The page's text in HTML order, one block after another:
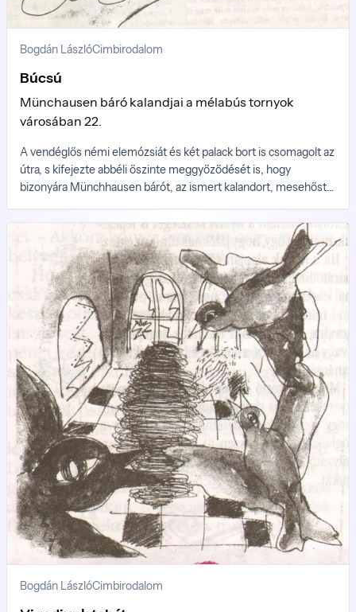
Bogdán LászlóCimbirodalom
Búcsú
Münchausen báró kalandjai a mélabús tornyok
városában 22.
A vendéglős némi elemózsiát és két palack bort is csomagolt az
útra, s kifejezte abbéli őszinte meggyőződését is, hogy
bizonyára Münchhausen bárót, az ismert kalandort, mesehőst
megejtette szerencsétlen sorsú városuk varázsa és bizonyára
élete során még alkalmat kerít arra, hogy visszatérjen a mélabús
tornyok közé.
Bogdán LászlóCimbirodalom